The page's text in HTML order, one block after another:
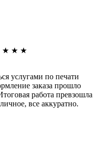
★ ★ ★
услугами по печати
заказа прошло
работа превзошла
все аккуратно.